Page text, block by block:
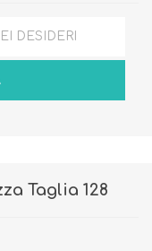
DESIDERI
Taglia 128